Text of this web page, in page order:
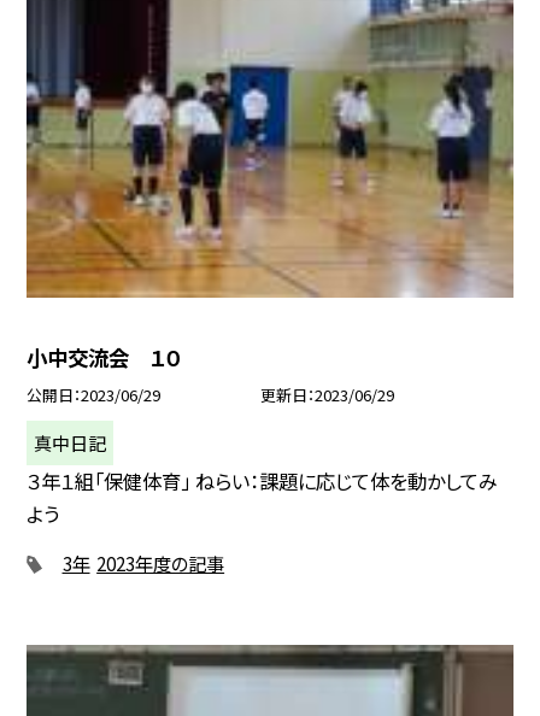
小中交流会 １０
公開日 2023/06/29 更新日 2023/06/29
真中日記
３年１組「保健体育」 ねらい：課題に応じて体を動かしてみ
よう
3年 2023年度の記事